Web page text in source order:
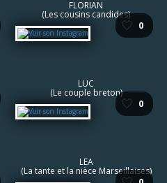
FLORIAN
(Les cousins candides)
🤍 0
LUC
(Le couple breton)
🤍 0
LEA
(La tante et la nièce Marseillaises)